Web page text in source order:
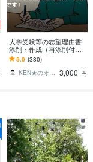
大学受験等の志望理由書
添削・作成（再添削付）
します 予備校でも教える
添削指導歴20年のベテラ
ンによる指導です
5.0 (380)
KEN★のオンライン教室 3,000 円